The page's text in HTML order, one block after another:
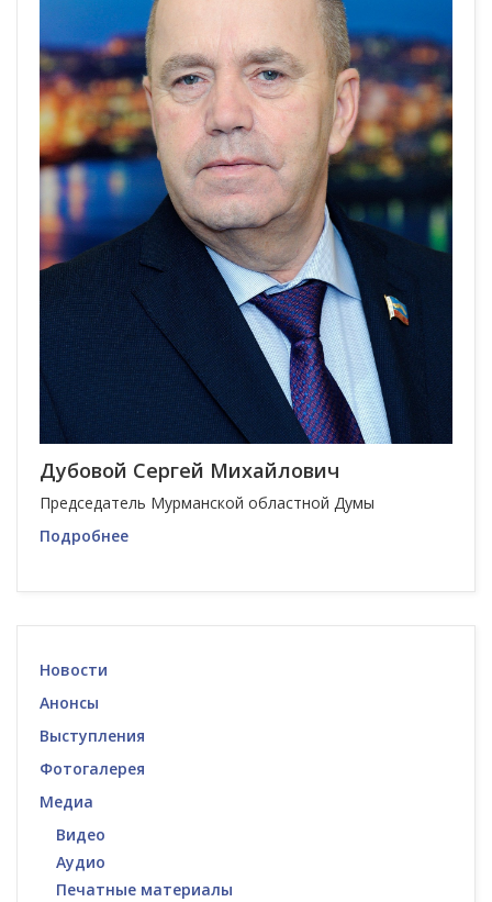
Дубовой Сергей Михайлович
Председатель Мурманской областной Думы
Подробнее
Новости
Анонсы
Выступления
Фотогалерея
Медиа
Видео
Аудио
Печатные материалы